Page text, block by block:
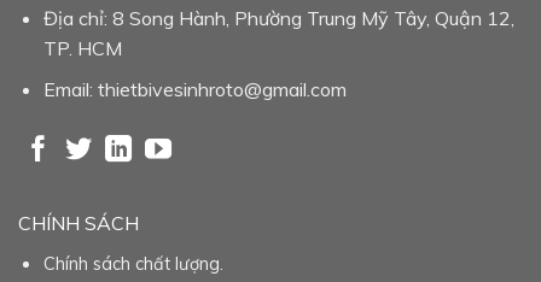
Địa chỉ: 8 Song Hành, Phường Trung Mỹ Tây, Quận 12,
TP. HCM
Email: thietbivesinhroto@gmail.com
CHÍNH SÁCH
Chính sách chất lượng.